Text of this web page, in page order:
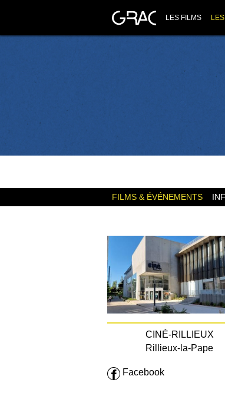
LES FILMS
FILMS & ÉVÉNEMENTS
CINÉ-RILLIEUX
Rillieux-la-Pape
Facebook